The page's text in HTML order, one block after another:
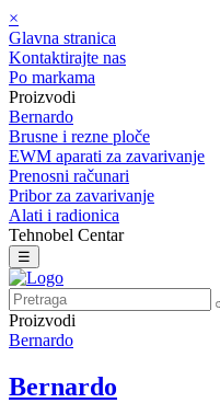
×
Glavna stranica
Kontaktirajte nas
Po markama
Proizvodi
Bernardo
Brusne i rezne ploče
EWM aparati za zavarivanje
Prenosni računari
Pribor za zavarivanje
Alati i radionica
Tehnobel Centar
☰
Proizvodi
Bernardo
Bernardo